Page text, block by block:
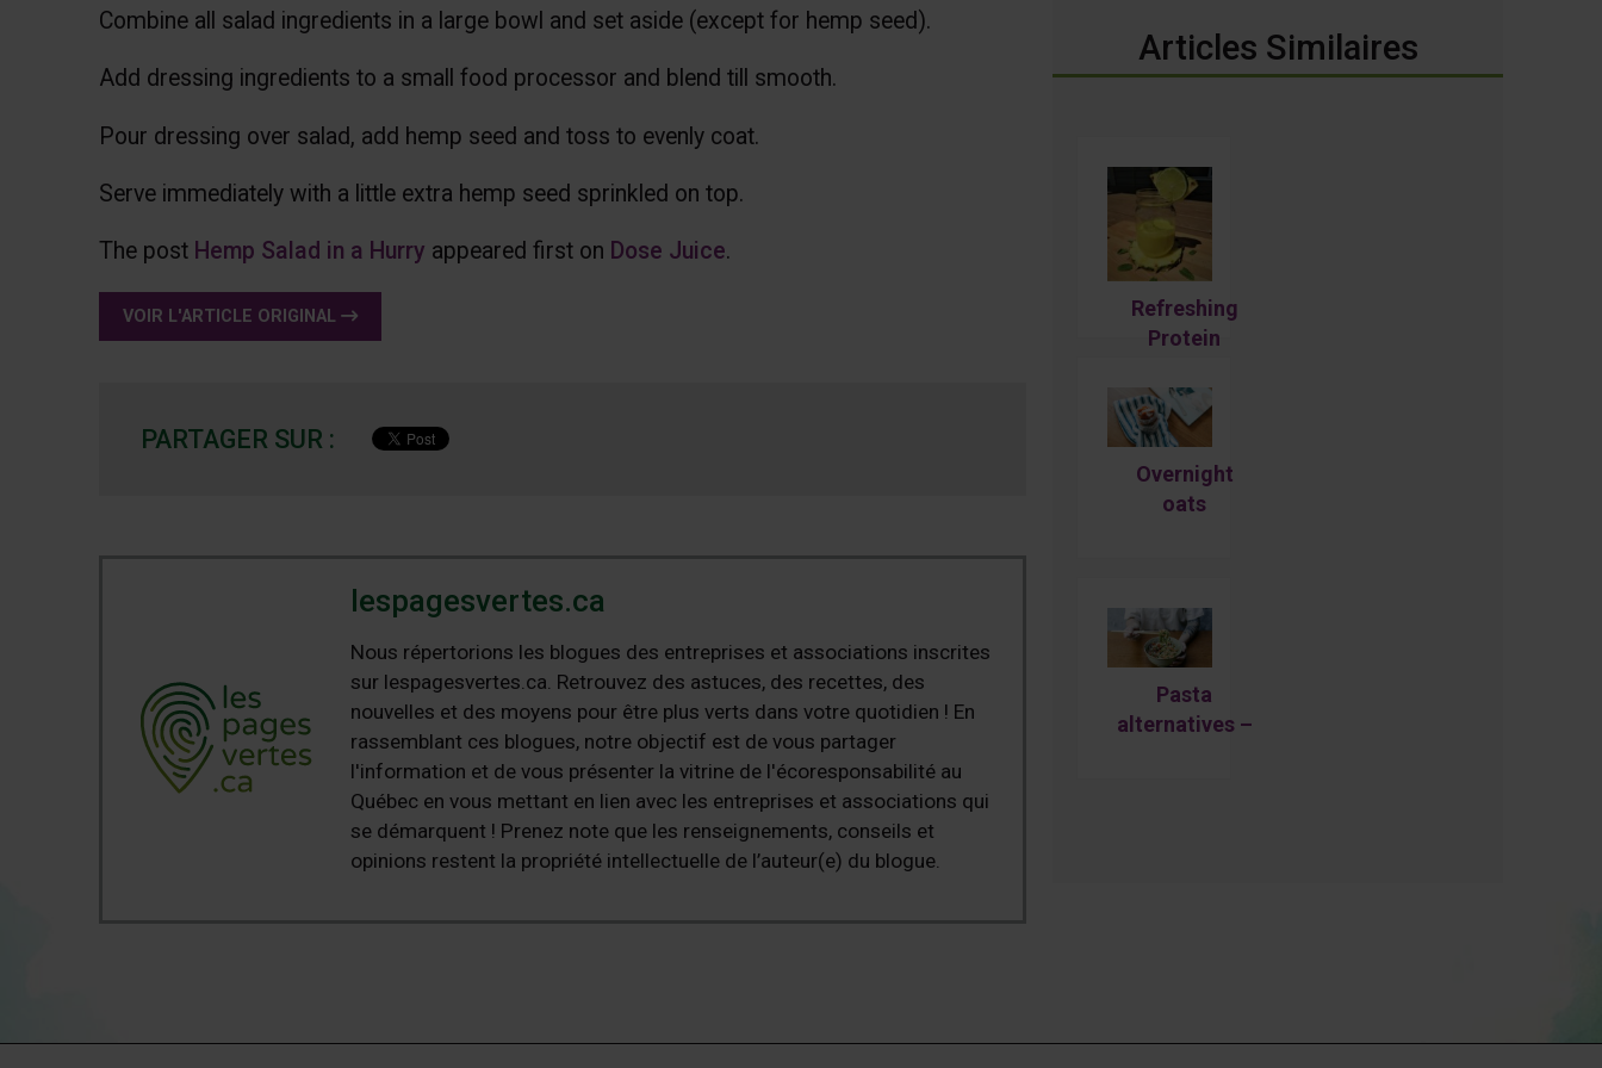
Combine all salad ingredients in a large bowl and set aside (except for hemp seed).
Add dressing ingredients to a small food processor and blend till smooth.
Pour dressing over salad, add hemp seed and toss to evenly coat.
Serve immediately with a little extra hemp seed sprinkled on top.
The post Hemp Salad in a Hurry appeared first on Dose Juice.
VOIR L'ARTICLE ORIGINAL
PARTAGER SUR :
lespagesvertes.ca
Nous répertorions les blogues des entreprises et associations inscrites
sur lespagesvertes.ca. Retrouvez des astuces, des recettes, des
nouvelles et des moyens pour être plus verts dans votre quotidien ! En
rassemblant ces blogues, notre objectif est de vous partager
l'information et de vous présenter la vitrine de l'écoresponsabilité au
Québec en vous mettant en lien avec les entreprises et associations qui
se démarquent ! Prenez note que les renseignements, conseils et
opinions restent la propriété intellectuelle de l’auteur(e) du blogue.
Articles Similaires
Refreshing
Protein
Smoothie:
Pineapple &
Overnight
oats
Pasta
alternatives –